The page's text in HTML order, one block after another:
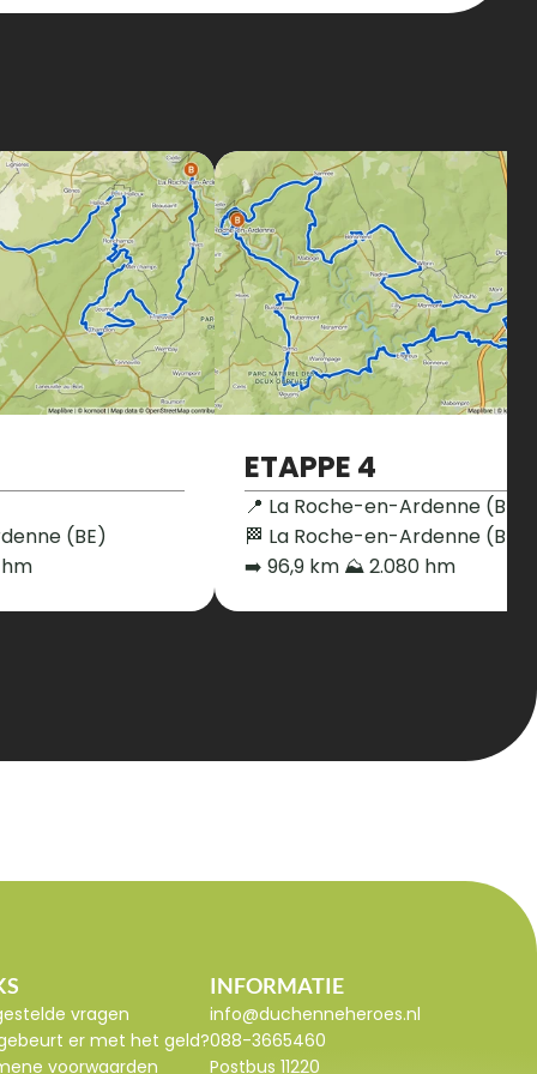
(BE)
ETAPPE 4
📍 La Roche-en-Ardenne (BE)
🏁 La Roche-en-Ardenne (BE)
➡️ 96,9 km ⛰️ 2.080 hm
vragen
er met het geld?
voorwaarden
INFORMATIE
info@duchenneheroes.nl
088-3665460
Postbus 11220